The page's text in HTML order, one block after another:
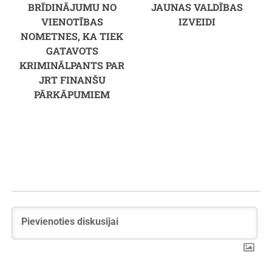
BRĪDINĀJUMU NO
VIENOTĪBAS
NOMETNES, KA TIEK
GATAVOTS
KRIMINĀLPANTS PAR
JRT FINANŠU
PĀRKĀPUMIEM
JAUNAS VALDĪBAS
IZVEIDI